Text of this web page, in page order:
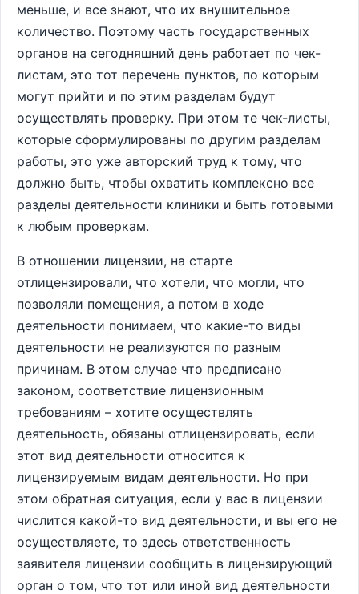
меньше, и все знают, что их внушительное
количество. Поэтому часть государственных
органов на сегодняшний день работает по чек-
листам, это тот перечень пунктов, по которым
могут прийти и по этим разделам будут
осуществлять проверку. При этом те чек-листы,
которые сформулированы по другим разделам
работы, это уже авторский труд к тому, что
должно быть, чтобы охватить комплексно все
разделы деятельности клиники и быть готовыми
к любым проверкам.
В отношении лицензии, на старте
отлицензировали, что хотели, что могли, что
позволяли помещения, а потом в ходе
деятельности понимаем, что какие-то виды
деятельности не реализуются по разным
причинам. В этом случае что предписано
законом, соответствие лицензионным
требованиям – хотите осуществлять
деятельность, обязаны отлицензировать, если
этот вид деятельности относится к
лицензируемым видам деятельности. Но при
этом обратная ситуация, если у вас в лицензии
числится какой-то вид деятельности, и вы его не
осуществляете, то здесь ответственность
заявителя лицензии сообщить в лицензирующий
орган о том, что тот или иной вид деятельности